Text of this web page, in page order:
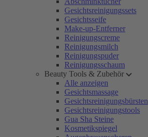
Gesichtsreinigungssets
Gesichtsseife
Make-up-Entferner
Reinigungscreme
Reinigungsmilch
Reinigungspuder
Reinigungsschaum
Beauty Tools & Zubehör
Alle anzeigen
Gesichtsmassage
Gesichtsreinigungsbürsten
Gesichtsreinigungstools
Gua Sha Steine
Kosmetikspiegel